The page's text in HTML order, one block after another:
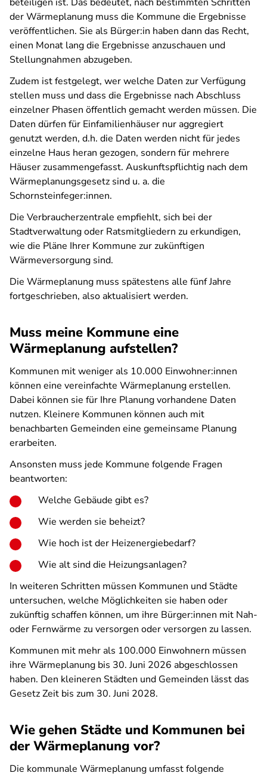
der Wärmeplanung muss die Kommune die Ergebnisse
veröffentlichen. Sie als Bürger:in haben dann das Recht,
einen Monat lang die Ergebnisse anzuschauen und
Stellungnahmen abzugeben.
Zudem ist festgelegt, wer welche Daten zur Verfügung
stellen muss und dass die Ergebnisse nach Abschluss
einzelner Phasen öffentlich gemacht werden müssen. Die
Daten dürfen für Einfamilienhäuser nur aggregiert
genutzt werden, d.h. die Daten werden nicht für jedes
einzelne Haus heran gezogen, sondern für mehrere
Häuser zusammengefasst. Auskunftspflichtig nach dem
Wärmeplanungsgesetz sind u. a. die
Schornsteinfeger:innen.
Die Verbraucherzentrale empfiehlt, sich bei der
Stadtverwaltung oder Ratsmitgliedern zu erkundigen,
wie die Pläne Ihrer Kommune zur zukünftigen
Wärmeversorgung sind.
Die Wärmeplanung muss spätestens alle fünf Jahre
fortgeschrieben, also aktualisiert werden.
Muss meine Kommune eine
Wärmeplanung aufstellen?
Kommunen mit weniger als 10.000 Einwohner:innen
können eine vereinfachte Wärmeplanung erstellen.
Dabei können sie für Ihre Planung vorhandene Daten
nutzen. Kleinere Kommunen können auch mit
benachbarten Gemeinden eine gemeinsame Planung
erarbeiten.
Ansonsten muss jede Kommune folgende Fragen
beantworten:
Welche Gebäude gibt es?
Wie werden sie beheizt?
Wie hoch ist der Heizenergiebedarf?
Wie alt sind die Heizungsanlagen?
In weiteren Schritten müssen Kommunen und Städte
untersuchen, welche Möglichkeiten sie haben oder
zukünftig schaffen können, um ihre Bürger:innen mit Nah-
oder Fernwärme zu versorgen oder versorgen zu lassen.
Kommunen mit mehr als 100.000 Einwohnern müssen
ihre Wärmeplanung bis 30. Juni 2026 abgeschlossen
haben. Den kleineren Städten und Gemeinden lässt das
Gesetz Zeit bis zum 30. Juni 2028.
Wie gehen Städte und Kommunen bei
der Wärmeplanung vor?
Die kommunale Wärmeplanung umfasst folgende